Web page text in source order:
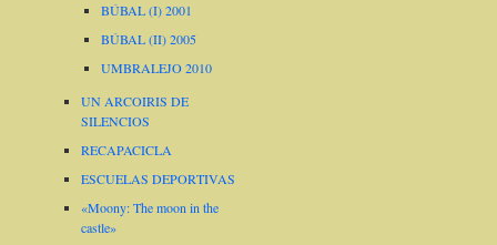
BÚBAL (I) 2001
BÚBAL (II) 2005
UMBRALEJO 2010
UN ARCOIRIS DE
SILENCIOS
RECAPACICLA
ESCUELAS DEPORTIVAS
«Moony: The moon in the
castle»